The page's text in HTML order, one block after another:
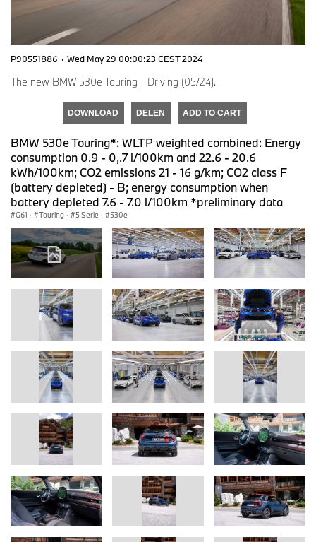
P90551886 · Wed May 29 00:00:23 CEST 2024
The new BMW 530e Touring - Driving (05/24).
DOWNLOAD DELEN ADD TO CART
BMW 530e Touring*: WLTP weighted combined: Energy
consumption 0.9 - 0,.7 l/100km and 22.6 - 20.6
kWh/100km; CO2 emissions 21 - 16 g/km; CO2 class F
(battery depleted) - B; energy consumption when
battery depleted 7.6 - 7.0 l/100km *preliminary data
G61 · Touring · 5 Serie · 530e